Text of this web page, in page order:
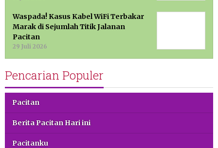
Waspada! Kasus Kabel WiFi Terbakar
Marak di Sejumlah Titik Jalanan
Pacitan
29 Juli 2026
Pencarian Populer
Pacitan
Berita Pacitan Hari ini
Pacitanku